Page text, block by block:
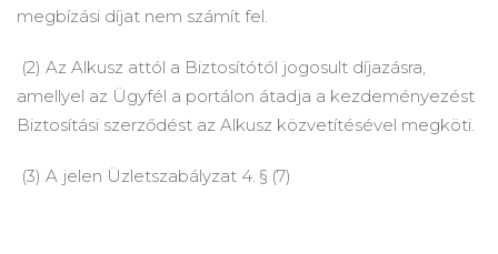
megbízási díjat nem számít fel.
(2) Az Alkusz attól a Biztosítótól jogosult díjazásra,
amellyel az Ügyfél a portálon átadja a kezdeményezést
Biztosítási szerződést az Alkusz közvetítésével megköti.
(3) A jelen Üzletszabályzat 4. § (7)